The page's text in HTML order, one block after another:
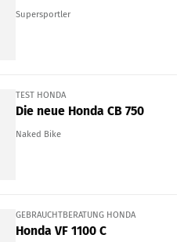
Supersportler
TEST HONDA
Die neue Honda CB 750
Naked Bike
GEBRAUCHTBERATUNG HONDA
Honda VF 1100 C